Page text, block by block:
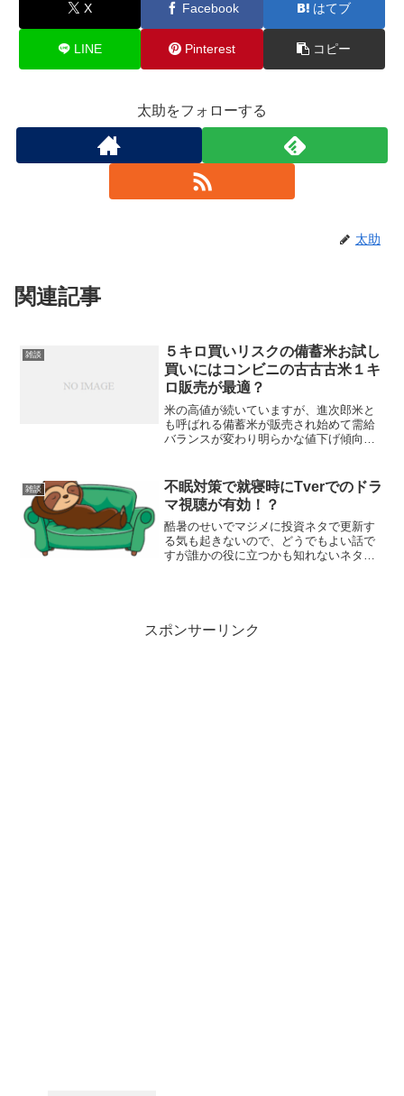
X Facebook はてブ
LINE Pinterest コピー
太助をフォローする
太助
関連記事
雑談
５キロ買いリスクの備蓄米お試し
買いにはコンビニの古古古米１キ
ロ販売が最適？
米の高値が続いていますが、進次郎米と
も呼ばれる備蓄米が販売され始めて需給
バランスが変わり明らかな値下げ傾向に
あるのですが、正直言って備蓄米が自分
感覚で不味いなら高値の新...
雑談
不眠対策で就寝時にTverでのドラ
マ視聴が有効！？
酷暑のせいでマジメに投資ネタで更新す
る気も起きないので、どうでもよい話で
すが誰かの役に立つかも知れないネタ
スポンサーリンク